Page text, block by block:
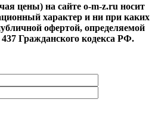
цены) на сайте o-m-z.ru носит
характер и ни при каких
офертой, определяемой
Гражданского кодекса РФ.